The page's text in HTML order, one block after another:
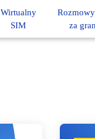
Wirtualny
SIM
za